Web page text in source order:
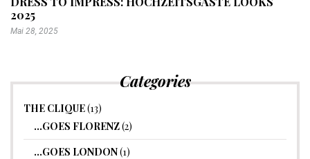
2025
Mai 28, 2025
Categories
THE CLIQUE(13)
…GOES FLORENZ(2)
…GOES LONDON(1)